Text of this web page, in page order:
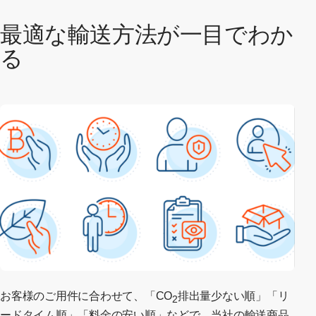
最適な輸送方法が一目でわか
る
お客様のご用件に合わせて、「CO2排出量少ない順」「リ